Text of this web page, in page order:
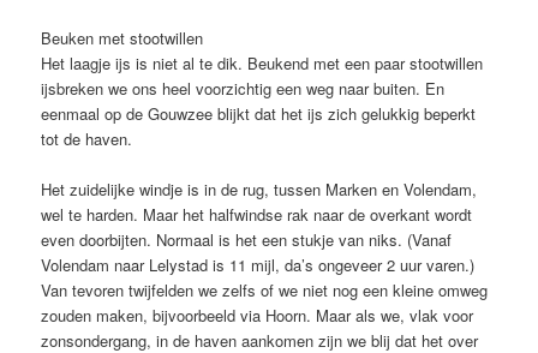
Beuken met stootwillen
Het laagje ijs is niet al te dik. Beukend met een paar stootwillen
ijsbreken we ons heel voorzichtig een weg naar buiten. En
eenmaal op de Gouwzee blijkt dat het ijs zich gelukkig beperkt
tot de haven.
Het zuidelijke windje is in de rug, tussen Marken en Volendam,
wel te harden. Maar het halfwindse rak naar de overkant wordt
even doorbijten. Normaal is het een stukje van niks. (Vanaf
Volendam naar Lelystad is 11 mijl, da’s ongeveer 2 uur varen.)
Van tevoren twijfelden we zelfs of we niet nog een kleine omweg
zouden maken, bijvoorbeeld via Hoorn. Maar als we, vlak voor
zonsondergang, in de haven aankomen zijn we blij dat het over